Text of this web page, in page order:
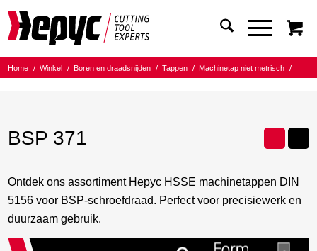
Home / Winkel / Boren en draadsnijden / Tappen / Machinetap niet metrisch
/
BSP 371
Ontdek ons assortiment Hepyc HSSE machinetappen DIN
5156 voor BSP-schroefdraad. Perfect voor precisiewerk en
duurzaam gebruik.